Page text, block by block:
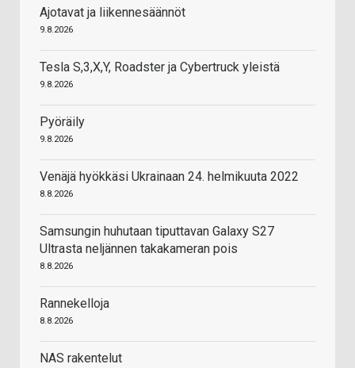
Ajotavat ja liikennesäännöt
9.8.2026
Tesla S,3,X,Y, Roadster ja Cybertruck yleistä
9.8.2026
Pyöräily
9.8.2026
Venäjä hyökkäsi Ukrainaan 24. helmikuuta 2022
8.8.2026
Samsungin huhutaan tiputtavan Galaxy S27
Ultrasta neljännen takakameran pois
8.8.2026
Rannekelloja
8.8.2026
NAS rakentelut